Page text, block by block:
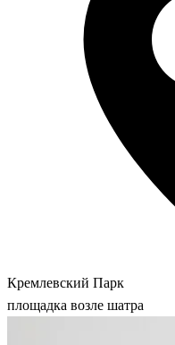
Кремлевский Парк
площадка возле шатра